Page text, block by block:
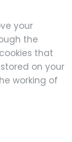
your
the
that
on your
working of